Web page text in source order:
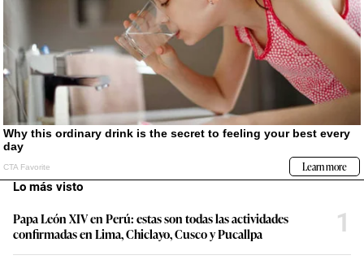
Lo más visto
Papa León XIV en Perú: estas son todas las actividades
confirmadas en Lima, Chiclayo, Cusco y Pucallpa
1